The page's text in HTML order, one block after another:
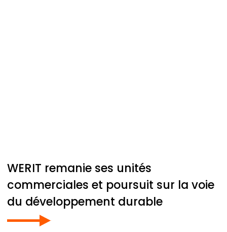
WERIT remanie ses unités
commerciales et poursuit sur la voie
du développement durable